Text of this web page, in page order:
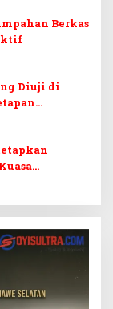
Berkas
Diuji di